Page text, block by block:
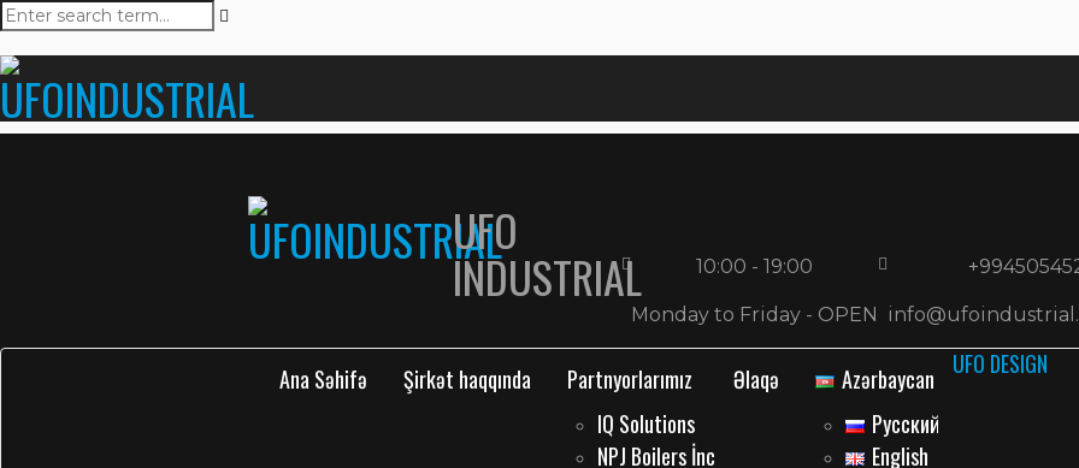
UFO
INDUSTRIAL 10:00 - 19:00
Monday to Friday - OPEN
Ana Səhifə Şirkət haqqında
Partnyorlarımız
IQ Solutions
NPJ Boilers İnc
Əlaqə
Azərbaycan
Русский
English
UFO DESIGN